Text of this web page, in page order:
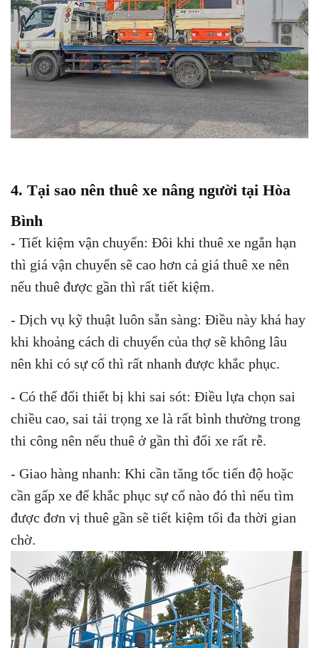
4. Tại sao nên thuê xe nâng người tại Hòa
Bình
- Tiết kiệm vận chuyển: Đôi khi thuê xe ngắn hạn
thì giá vận chuyển sẽ cao hơn cả giá thuê xe nên
nếu thuê được gần thì rất tiết kiệm.
- Dịch vụ kỹ thuật luôn sẵn sàng: Điều này khá hay
khi khoảng cách di chuyển của thợ sẽ không lâu
nên khi có sự cố thì rất nhanh được khắc phục.
- Có thể đổi thiết bị khi sai sót: Điều lựa chọn sai
chiều cao, sai tải trọng xe là rất bình thường trong
thi công nên nếu thuê ở gần thì đổi xe rất rễ.
- Giao hàng nhanh: Khi cần tăng tốc tiến độ hoặc
cần gấp xe để khắc phục sự cố nào đó thì nếu tìm
được đơn vị thuê gần sẽ tiết kiệm tối đa thời gian
chờ.